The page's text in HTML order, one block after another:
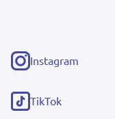
Instagram
(externe
link)
TikTok
(externe